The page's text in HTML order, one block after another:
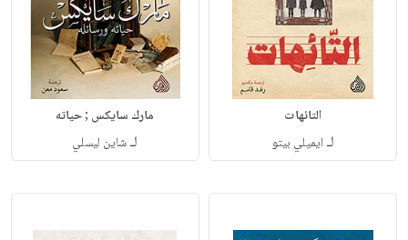
التائهات
لـ ايميلي بيتو
مارك سايكس ; حياته
لـشاين ليسلي